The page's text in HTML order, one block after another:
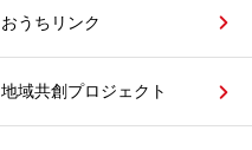
おうちリンク
地域共創プロジェクト